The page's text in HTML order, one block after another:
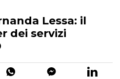
Lessa: il
dei servizi